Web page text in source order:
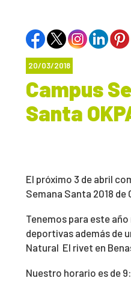
20/03/2018
Campus
Santa
El próximo 3 de abril
Semana Santa 2018 de
Tenemos para este
deportivas además de
Natural El rivet en
Nuestro horario es de